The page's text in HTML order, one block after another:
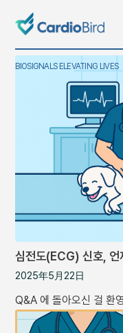
BIOSIGNALS ELEVATING LIVES
심전도(ECG) 신호, 언
2025年5月22日
Q&A 에 돌아오신 걸 환